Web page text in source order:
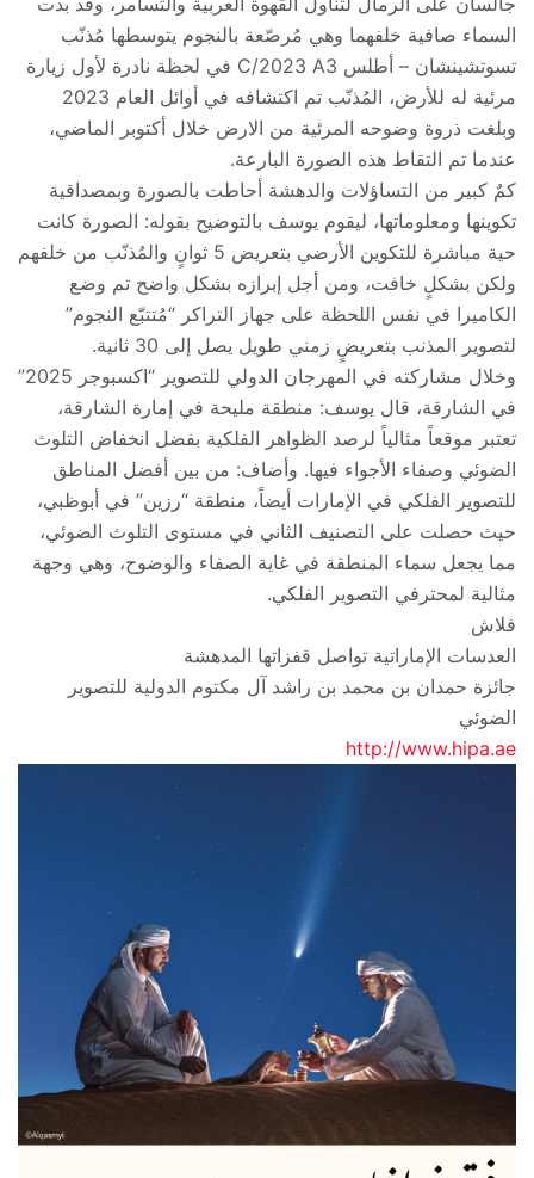
السماء صافية خلفهما وهي مُرصّعة بالنجوم يتوسطها مُذنّب
تسوتشينشان – أطلس C/2023 A3 في لحظة نادرة لأول زيارة
مرئية له للأرض، المُذنّب تم اكتشافه في أوائل العام 2023
وبلغت ذروة وضوحه المرئية من الارض خلال أكتوبر الماضي،
عندما تم التقاط هذه الصورة البارعة.
كمٌ كبير من التساؤلات والدهشة أحاطت بالصورة وبمصداقية
تكوينها ومعلوماتها، ليقوم يوسف بالتوضيح بقوله: الصورة كانت
حية مباشرة للتكوين الأرضي بتعريض 5 ثوانٍ والمُذنّب من خلفهم
ولكن بشكلٍ خافت، ومن أجل إبرازه بشكل واضح تم وضع
الكاميرا في نفس اللحظة على جهاز التراكر “مُتتبّع النجوم”
لتصوير المذنب بتعريضٍ زمني طويل يصل إلى 30 ثانية.
وخلال مشاركته في المهرجان الدولي للتصوير “اكسبوجر 2025”
في الشارقة، قال يوسف: منطقة مليحة في إمارة الشارقة،
تعتبر موقعاً مثالياً لرصد الظواهر الفلكية بفضل انخفاض التلوث
الضوئي وصفاء الأجواء فيها. وأضاف: من بين أفضل المناطق
للتصوير الفلكي في الإمارات أيضاً، منطقة “رزين” في أبوظبي،
حيث حصلت على التصنيف الثاني في مستوى التلوث الضوئي،
مما يجعل سماء المنطقة في غاية الصفاء والوضوح، وهي وجهة
مثالية لمحترفي التصوير الفلكي.
فلاش
العدسات الإماراتية تواصل قفزاتها المدهشة
جائزة حمدان بن محمد بن راشد آل مكتوم الدولية للتصوير
الضوئي
http://www.hipa.ae